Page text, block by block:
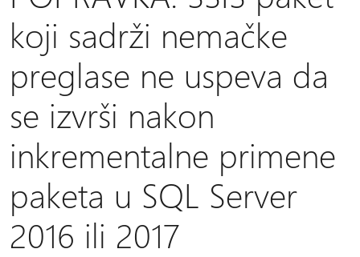
koji sadrži nemačke
preglase ne uspeva da
se izvrši nakon
inkrementalne primene
paketa u SQL Server
2016 ili 2017